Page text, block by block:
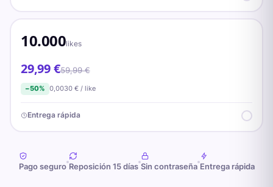
10.000likes
29,99 €59,99 €
−50% 0,0030 € / like
Entrega rápida
Pago seguro Reposición 15días Sin contraseña Entrega rápida